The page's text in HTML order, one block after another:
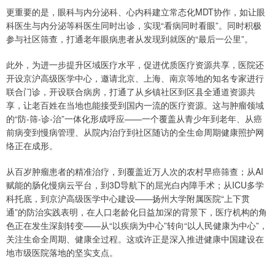
更重要的是，眼科与内分泌科、心内科建立常态化MDT协作，如让眼
科医生与内分泌等科医生同时出诊，实现“看病同时看眼”。同时积极
参与社区筛查，打通老年眼病患者从发现到就医的“最后一公里”。
此外，为进一步提升区域医疗水平，促进优质医疗资源共享，医院还
开设京沪高级医学中心，邀请北京、上海、南京等地的知名专家进行
联合门诊，开设联合病房，打通了从乡镇社区到区县全通道资源共
享，让老百姓在当地也能接受到国内一流的医疗资源。这与肿瘤领域
的“防-筛-诊-治”一体化形成呼应——一个覆盖从青少年到老年、从癌
前病变到慢病管理、从院内治疗到社区随访的全生命周期健康照护网
络正在成形。
从百岁肿瘤患者的精准治疗，到覆盖近万人次的农村早癌筛查；从AI
赋能的肠化慢病云平台，到3D导航下的屈光白内障手术；从ICU多学
科托底，到京沪高级医学中心建设——扬州大学附属医院“上下贯
通”的防治实践表明，在人口老龄化日益加深的背景下，医疗机构的角
色正在发生深刻转变——从“以疾病为中心”转向“以人民健康为中心”，
关注生命全周期、健康全过程。这或许正是深入推进健康中国建设在
地市级医院落地的坚实支点。